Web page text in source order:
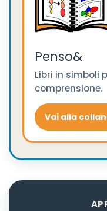
Penso&
Libri in simboli
comprensione.
Vai alla